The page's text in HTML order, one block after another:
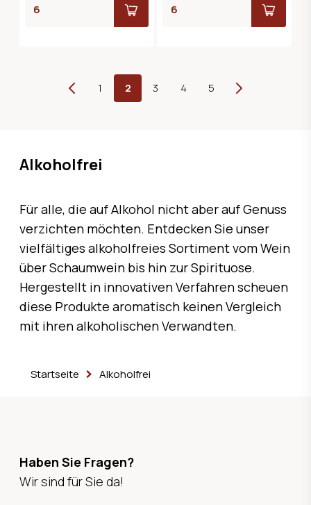
Vorherige 1 2 3 4 5 Weiter
Alkoholfrei
Für alle, die auf Alkohol nicht aber auf Genuss
verzichten möchten. Entdecken Sie unser
vielfältiges alkoholfreies Sortiment vom Wein
über Schaumwein bis hin zur Spirituose.
Hergestellt in innovativen Verfahren scheuen
diese Produkte aromatisch keinen Vergleich
mit ihren alkoholischen Verwandten.
Startseite Alkoholfrei
Haben Sie Fragen?
Wir sind für Sie da!